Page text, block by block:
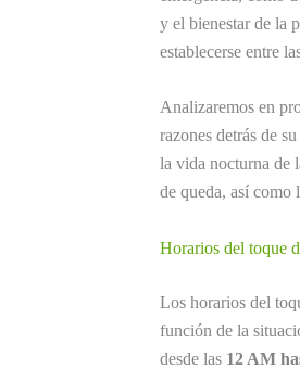
y el bienestar de la
establecerse entre
Analizaremos en
razones detrás de
la vida nocturna de
de queda, así como
Horarios del toque
Los horarios del
función de la
desde las 12 AM